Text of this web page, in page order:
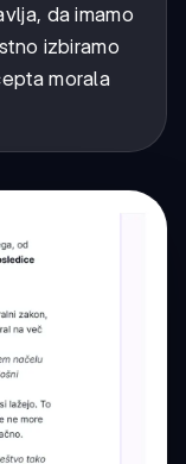
da imamo
izbiramo
morala